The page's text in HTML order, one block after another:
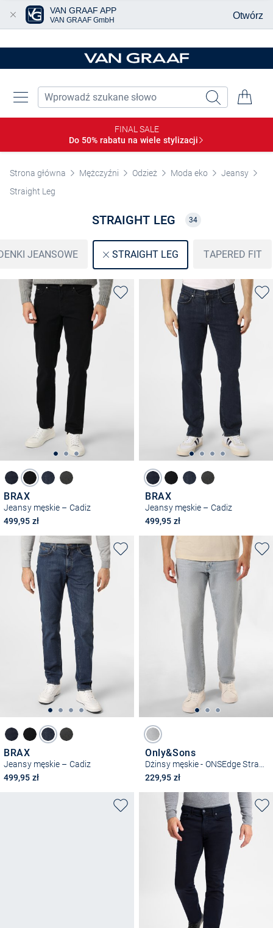
FINAL SALE
Do 50% rabatu na wiele stylizacji
Strona główna Mężczyźni Odzież Moda eko
Jeansy
Straight Leg
STRAIGHT LEG 34
JEANSOWE STRAIGHT LEG TAPERED FIT
BRAX
Jeansy męskie – Cadiz
499,95 zł
BRAX
Jeansy męskie – Cadiz
499,95 zł
BRAX
Jeansy męskie – Cadiz
499,95 zł
Only&Sons
229,95 zł
VAN GRAAF APP
VAN GRAAF GmbH Otwórz